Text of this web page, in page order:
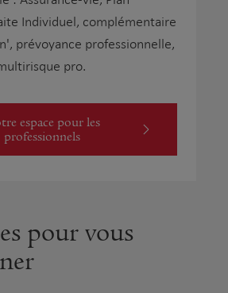
Individuel, complémentaire
prévoyance professionnelle,
pro.
espace pour les
professionnels
pour vous